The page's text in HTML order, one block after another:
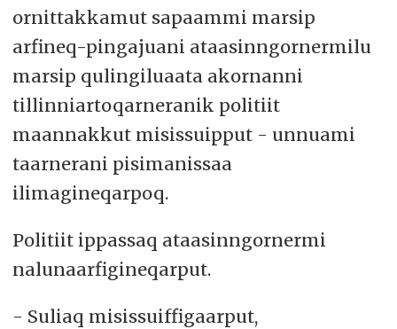
ornittakkamut sapaammi marsip
arfineq-pingajuani ataasinngornermilu
marsip qulingiluaata akornanni
tillinniartoqarneranik politiit
maannakkut misissuipput - unnuami
taarnerani pisimanissaa
ilimagineqarpoq.
Politiit ippassaq ataasinngornermi
nalunaarfigineqarput.
- Suliaq misissuiffigaarput,